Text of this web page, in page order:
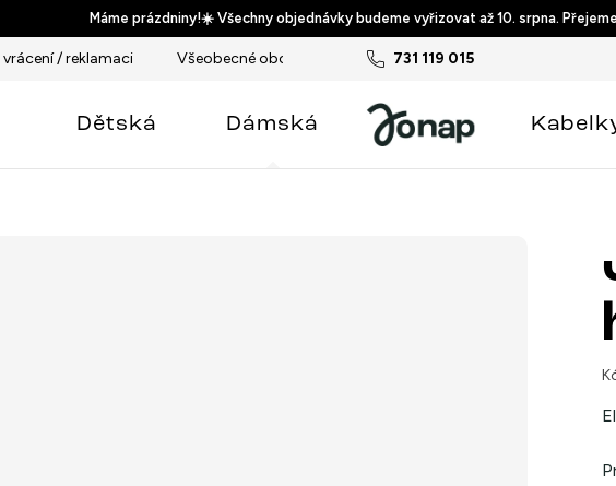
Máme prázdniny!☀️ Všechny objednávky budeme vyřizovat až 10. srpna.
731 119 015
/ reklamaci Všeobecné obchodní podmínky Podmínky ochrany
Dětská Dámská